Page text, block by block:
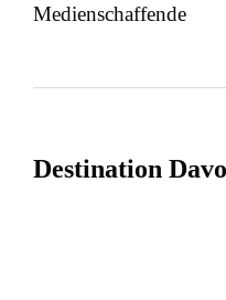
Medienschaffende
Destination